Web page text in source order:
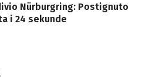
Nürburgring: Postignuto
i 24 sekunde